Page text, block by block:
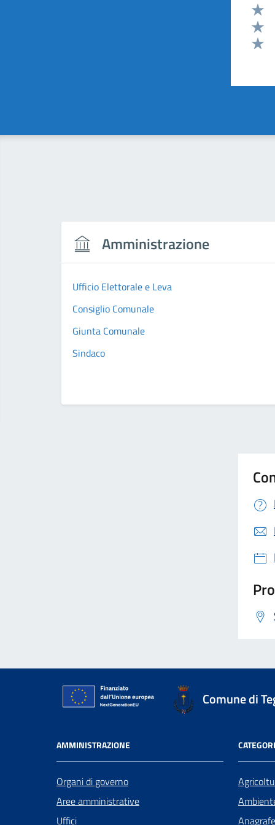
Amministrazione
Ufficio Elettorale e Leva
Consiglio Comunale
Giunta Comunale
Sindaco
Comune di
AMMINISTRAZIONE
Organi di governo
Aree amministrative
Uffici